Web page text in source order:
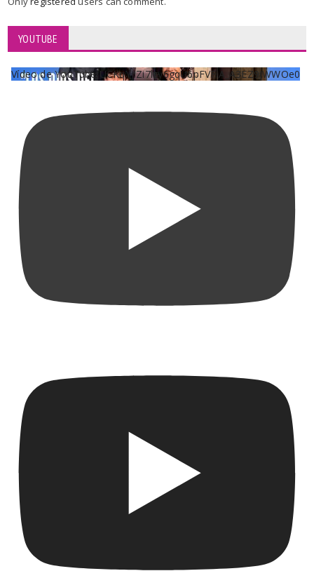
YOUTUBE
Vídeo de YouTube UCKqYjiZi7lzy6gqU6pFVFiA_A3EZ9JWWOe0